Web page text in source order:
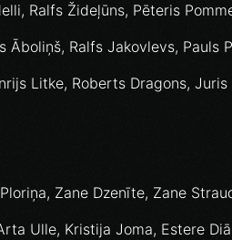
Ralfs Žideļūns, Pēteris
Āboliņš, Ralfs Jakovlevs, Pauls
Litke, Roberts Dragons,
Zane Dzenīte, Zane
Ulle, Kristija Joma, Estere